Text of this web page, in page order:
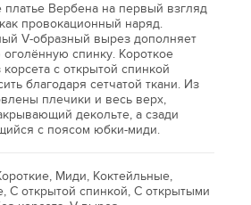
платье Вербена на первый взгляд
провокационный наряд.
V-образный вырез дополняет
оголённую спинку. Короткое
корсета с открытой спинкой
благодаря сетчатой ткани. Из
плечики и весь верх,
декольте, а сзади
с поясом юбки-миди.
Миди, Коктейльные,
С открытой спинкой, С открытыми